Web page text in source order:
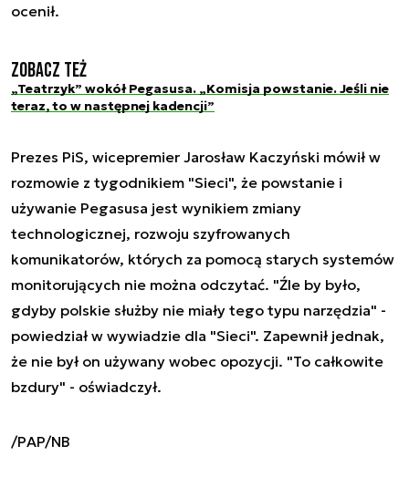
ocenił.
Zobacz też
„Teatrzyk” wokół Pegasusa. „Komisja powstanie. Jeśli nie
teraz, to w następnej kadencji”
Prezes PiS, wicepremier Jarosław Kaczyński mówił w
rozmowie z tygodnikiem "Sieci", że powstanie i
używanie Pegasusa jest wynikiem zmiany
technologicznej, rozwoju szyfrowanych
komunikatorów, których za pomocą starych systemów
monitorujących nie można odczytać. "Źle by było,
gdyby polskie służby nie miały tego typu narzędzia" -
powiedział w wywiadzie dla "Sieci". Zapewnił jednak,
że nie był on używany wobec opozycji. "To całkowite
bzdury" - oświadczył.
/PAP/NB